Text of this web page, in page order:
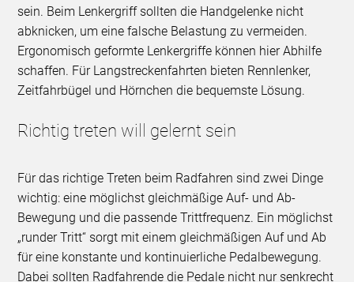
sein. Beim Lenkergriff sollten die Handgelenke nicht
abknicken, um eine falsche Belastung zu vermeiden.
Ergonomisch geformte Lenkergriffe können hier Abhilfe
schaffen. Für Langstreckenfahrten bieten Rennlenker,
Zeitfahrbügel und Hörnchen die bequemste Lösung.
Richtig treten will gelernt sein
Für das richtige Treten beim Radfahren sind zwei Dinge
wichtig: eine möglichst gleichmäßige Auf- und Ab-
Bewegung und die passende Trittfrequenz. Ein möglichst
„runder Tritt“ sorgt mit einem gleichmäßigen Auf und Ab
für eine konstante und kontinuierliche Pedalbewegung.
Dabei sollten Radfahrende die Pedale nicht nur senkrecht